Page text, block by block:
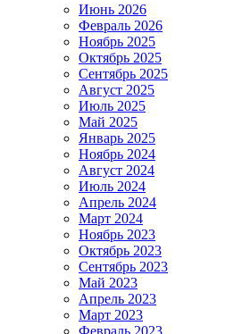
Июнь 2026
Февраль 2026
Ноябрь 2025
Октябрь 2025
Сентябрь 2025
Август 2025
Июль 2025
Май 2025
Январь 2025
Ноябрь 2024
Август 2024
Июль 2024
Апрель 2024
Март 2024
Ноябрь 2023
Октябрь 2023
Сентябрь 2023
Май 2023
Апрель 2023
Март 2023
Февраль 2023